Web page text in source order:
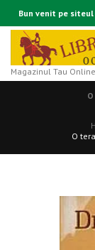
Bun venit pe
Magazinul Tau Online
O